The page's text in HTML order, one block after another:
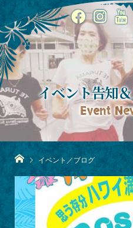
イベント告知
Event
イベント／ブログ